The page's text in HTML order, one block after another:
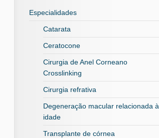
Especialidades
Catarata
Ceratocone
Cirurgia de Anel Corneano
Crosslinking
Cirurgia refrativa
Degeneração macular relacionada à
idade
Transplante de córnea